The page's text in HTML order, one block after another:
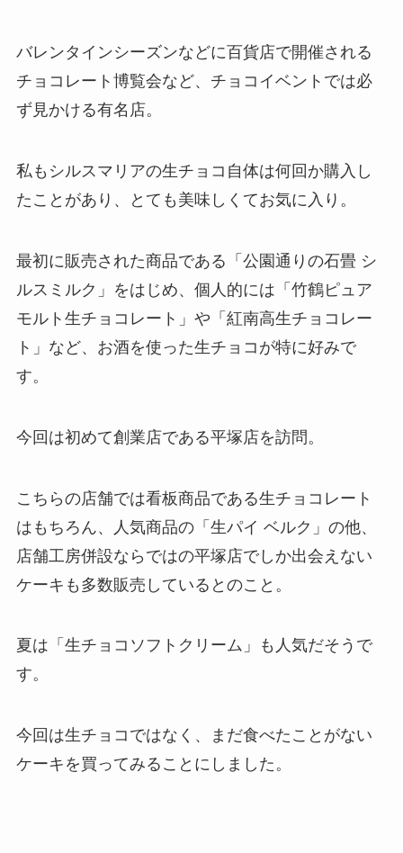
バレンタインシーズンなどに百貨店で開催される
チョコレート博覧会など、チョコイベントでは必
ず見かける有名店。
私もシルスマリアの生チョコ自体は何回か購入し
たことがあり、とても美味しくてお気に入り。
最初に販売された商品である「公園通りの石畳 シ
ルスミルク」をはじめ、個人的には「竹鶴ピュア
モルト生チョコレート」や「紅南高生チョコレー
ト」など、お酒を使った生チョコが特に好みで
す。
今回は初めて創業店である平塚店を訪問。
こちらの店舗では看板商品である生チョコレート
はもちろん、人気商品の「生パイ ベルク」の他、
店舗工房併設ならではの平塚店でしか出会えない
ケーキも多数販売しているとのこと。
夏は「生チョコソフトクリーム」も人気だそうで
す。
今回は生チョコではなく、まだ食べたことがない
ケーキを買ってみることにしました。